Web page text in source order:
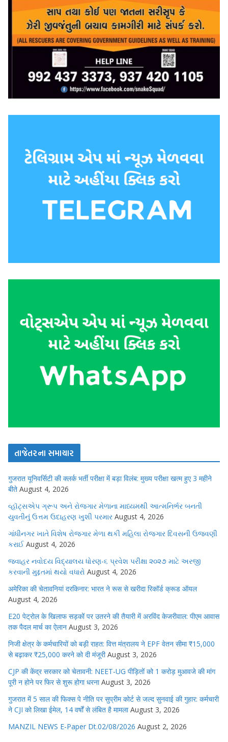
તાજેતરના સમાચાર
गुजरात यूनिवर्सिटी की क्लर्क भर्ती परीक्षा में बड़ा विलंब: मुख्य परीक्षा खत्म हुए 3 महीने
बीते August 4, 2026
વ્હૉટ્સએપ ગ્રૂપ અને રોજગાર મેળાના માધ્યમથી આત્મનિર્ભર બનતી
યુવતીનું ઉત્તમ ઉદાહરણ ખુશી પરમાર August 4, 2026
ગાંધીનગર ખાતે વિશેષ રોજગાર મેળા થકી મહિલા રોજગાર દિવસની ઉજવણી
કરાઈ August 4, 2026
જવાહર નવોદય વિદ્યાલય ધોરણ-૬ પ્રવેશ પરીક્ષા ૨૦૨૭ માટે અરજી
કરવાની મુદ્દતમાં થયો વધારો August 4, 2026
अमेरिका की चेतावनियां दरकिनार: भारत ने रूस से खरीदा रिकॉर्ड क्रूड ऑयल
August 4, 2026
E20 पेट्रोल के खिलाफ सड़कों पर उतरने की तैयारी में अरविंद केजरीवाल: पीएम आवास
तक पैदल मार्च का ऐलान August 3, 2026
निजी क्षेत्र के कर्मचारियों को बड़ी राहत: वित्त मंत्रालय ने EPF वेतन सीमा ₹15,000
से बढ़ाकर ₹25,000 करने को दी मंजूरी August 3, 2026
CJP की केंद्र सरकार को चेतावनी: NEET-UG पीड़ितों को 1 करोड़ मुआवजे की मांग
पूरी न होने पर फिर से शुरू होगा धरना August 3, 2026
गुजरात में 5 साल की फिक्स पे नीति पर सुप्रीम कोर्ट से जल्द सुनवाई की गुहार: कर्मचारी
ने CJI को लिखा ईमेल, 14 वर्षों से लंबित है मामला August 3, 2026
MANZIL NEWS E-Paper Dt.02/08/2026 August 2, 2026